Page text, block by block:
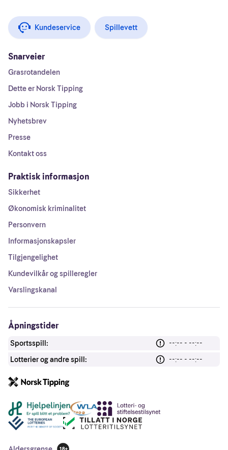
Kundeservice Spillevett
Snarveier
Grasrotandelen
Dette er Norsk Tipping
Jobb i Norsk Tipping
Nyhetsbrev
Presse
Kontakt oss
Praktisk informasjon
Sikkerhet
Økonomisk kriminalitet
Personvern
Informasjonskapsler
Tilgjengelighet
Kundevilkår og spilleregler
Varslingskanal
Åpningstider
Sportsspill:
--:-- - --:--
Lotterier og andre spill:
--:-- - --:--
Andre lenker